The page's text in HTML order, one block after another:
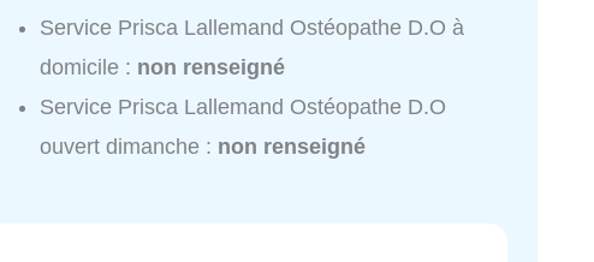
Service Prisca Lallemand Ostéopathe D.O à
domicile : non renseigné
Service Prisca Lallemand Ostéopathe D.O
ouvert dimanche : non renseigné